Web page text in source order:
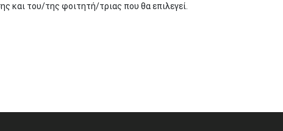
και του/της φοιτητή/τριας που θα επιλεγεί.